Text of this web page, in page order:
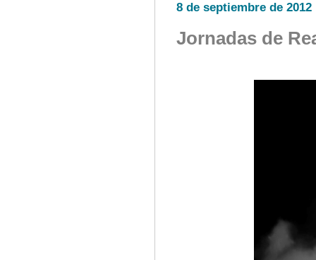
8 de septiembre de 2012
Jornadas de